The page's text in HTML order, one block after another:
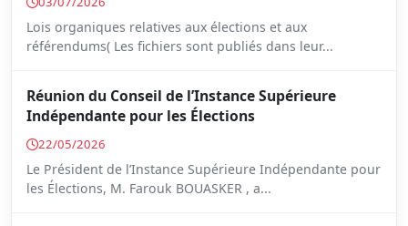
Lois organiques relatives aux élections et aux
référendums( Les fichiers sont publiés dans leur...
Réunion du Conseil de l’Instance Supérieure
Indépendante pour les Élections
22/05/2026
Le Président de l’Instance Supérieure Indépendante pour
les Élections, M. Farouk BOUASKER , a...